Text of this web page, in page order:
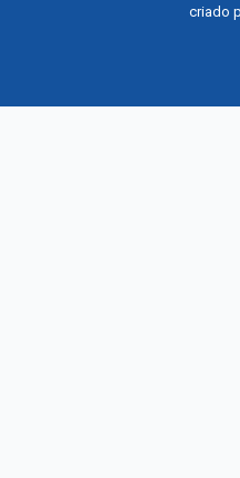
criado